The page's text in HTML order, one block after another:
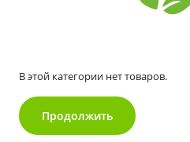
В этой категории нет товаров.
Продолжить